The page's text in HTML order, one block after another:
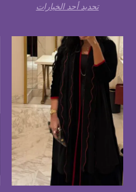
تحديد أحد الخيارات